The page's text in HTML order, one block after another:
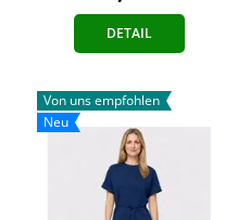
DETAIL
Von uns empfohlen
Neu